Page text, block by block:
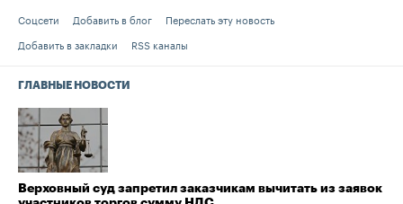
Соцсети Добавить в блог
Переслать эту новость
Добавить в закладки
RSS каналы
ГЛАВНЫЕ НОВОСТИ
Верховный суд запретил заказчикам вычитать из заявок